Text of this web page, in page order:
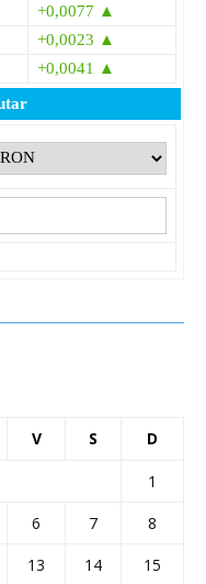
+0,0077 ▲
+0,0023 ▲
+0,0041 ▲
V S D
1
6 7
8
13 14
15